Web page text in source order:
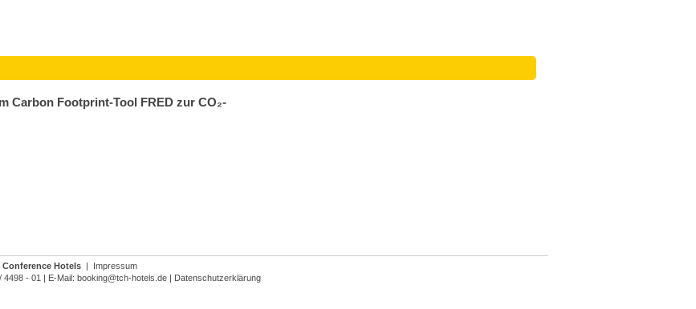
Carbon Footprint-Tool FRED zur CO₂-
Conference Hotels |
Impressum
4498 - 01 | E-Mail: booking@tch-hotels.de | Datenschutzerklärung